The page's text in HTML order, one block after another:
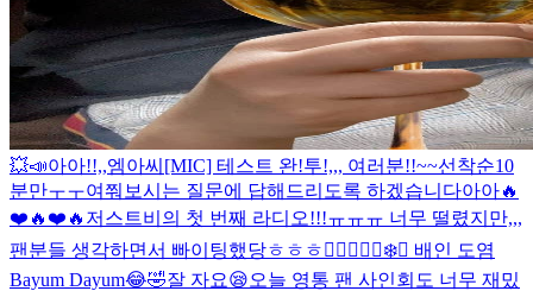
💥📣아아!!,,엠아씨[MIC] 테스트 완!투!,,, 여러분!!~~선착순10
분만ㅜㅜ여쭤보시는 질문에 답해드리도록 하겠습니다아아🔥
❤️🔥❤️🔥 저스트비의 첫 번째 라디오!!!ㅠㅠㅠ 너무 떨렸지만,,,
팬분들 생각하면서 빠이팅했당ㅎㅎㅎ❤️‍🔥❤️‍🔥 🐻‍❄️🐶 배인 도염
Bayum Dayum😂🤣잘 자요😪오늘 영통 팬 사인회도 너무 재밌